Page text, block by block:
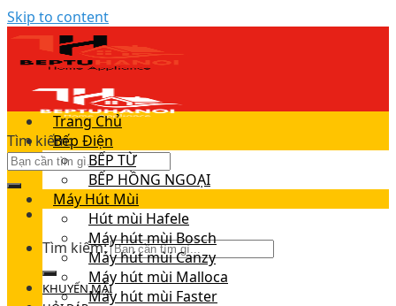
Skip to content
Tìm kiếm:
Tìm kiếm:
KHUYẾN MÃI
Trang Chủ
Bếp Điện
BẾP TỪ
BẾP HỒNG NGOẠI
Máy Hút Mùi
Hút mùi Hafele
Máy hút mùi Bosch
Máy hút mùi Canzy
Máy hút mùi Malloca
Máy hút mùi Faster